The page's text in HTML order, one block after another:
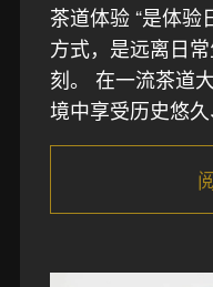
茶道体验 “是体
方式，是远离日
刻。 在一流茶道
境中享受历史悠